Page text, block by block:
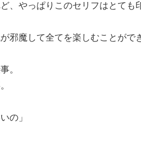
、やっぱりこのセリフはとても
邪魔して全てを楽しむことがで
。
の」